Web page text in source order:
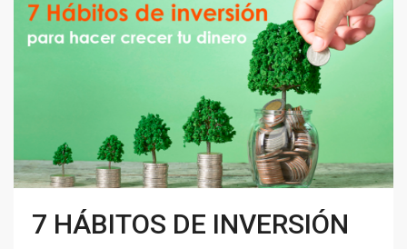
7 HÁBITOS DE INVERSIÓN